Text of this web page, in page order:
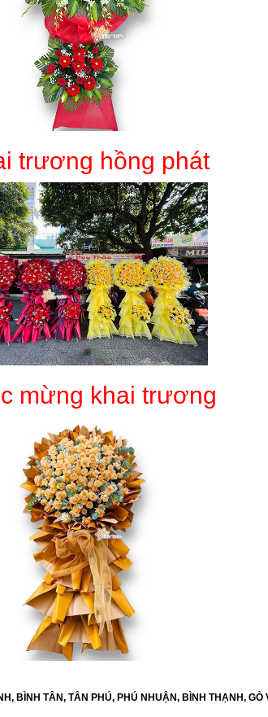
trương hồng phát
mừng khai trương
BÌNH TÂN, TÂN PHÚ, PHÚ NHUẬN, BÌNH THẠNH, GÒ